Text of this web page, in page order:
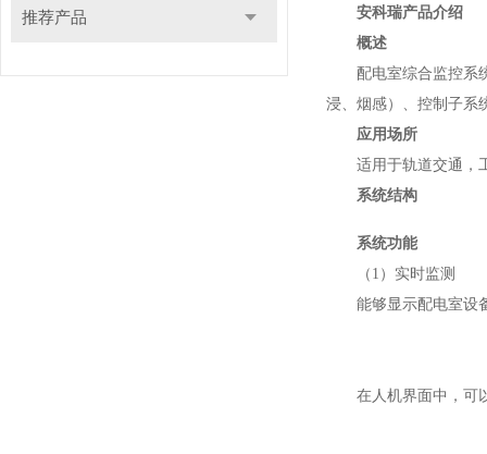
推荐产品
安科瑞产品介绍
概述
配电室综合监控系统
浸、烟感）、控制子系
应用场所
适用于轨道交通，工
系统结构
系统功能
（1）实时监测
能够显示配电室设备
在人机界面中，可以